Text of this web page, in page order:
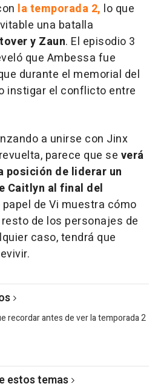
la temporada 2, lo que
una batalla
y Zaun. El episodio 3
que Ambessa fue
durante el memorial del
instigar el conflicto entre
a unirse con Jinx
parece que se verá
posición de liderar un
Caitlyn al final del
papel de Vi muestra cómo
de los personajes de
caso, tendrá que
recordar antes de ver la temporada 2
estos temas